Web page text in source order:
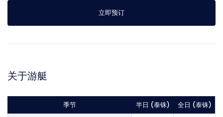
立即预订
关于游艇
季节 半日 (泰铢)
全日 (泰铢)